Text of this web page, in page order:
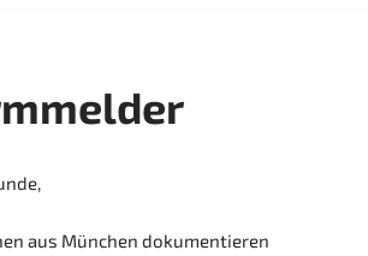
aus München dokumentieren